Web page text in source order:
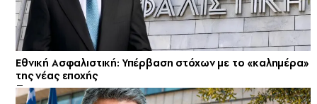
Εθνική Ασφαλιστική: Υπέρβαση στόχων με το «καλημέρα»
της νέας εποχής